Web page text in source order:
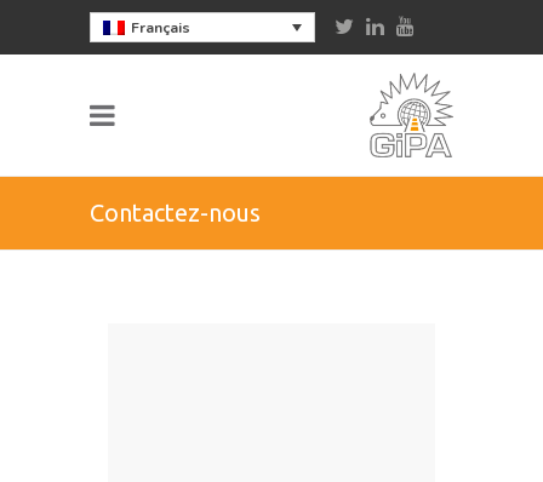
Français
Contactez-nous